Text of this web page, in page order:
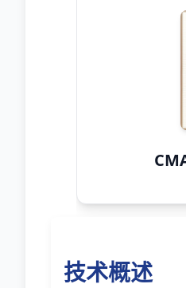
技术概述